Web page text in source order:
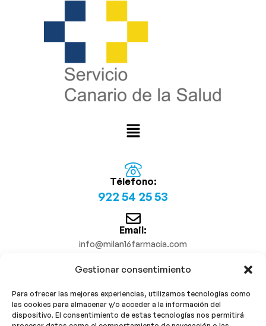
Gestionar consentimiento
Para ofrecer las mejores experiencias, utilizamos tecnologías como
las cookies para almacenar y/o acceder a la información del
dispositivo. El consentimiento de estas tecnologías nos permitirá
Télefono:
922 54 25 53
Email:
info@milan16farmacia.com
¡Síguenos!